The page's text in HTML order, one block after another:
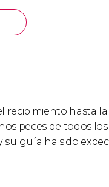
recibimiento hasta
peces de todos
guía ha sido